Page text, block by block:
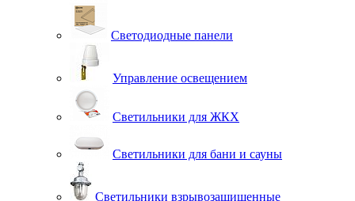
Светодиодные панели
Управление освещением
Светильники для ЖКХ
Светильники для бани и сауны
Светильники взрывозащищенные